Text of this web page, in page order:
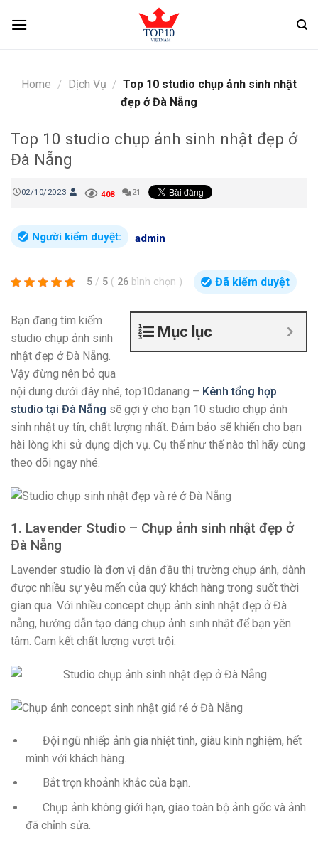
Home / Dịch Vụ / Top 10 studio chụp ảnh sinh nhật
đẹp ở Đà Nẵng
Top 10 studio chụp ảnh sinh nhật đẹp ở
Đà Nẵng
02/10/2023 408 21
Người kiểm duyệt: admin
5 / 5 ( 26 bình chọn ) Đã kiểm duyệt
Mục lục
Bạn đang tìm kiếm
studio chụp ảnh sinh
nhật đẹp ở Đà Nẵng.
Vậy đừng nên bỏ qua
nội dung dưới đây nhé, top10danang – Kênh tổng hợp
studio tại Đà Nẵng sẽ gợi ý cho bạn 10 studio chụp ảnh
sinh nhật uy tín, chất lượng nhất. Đảm bảo sẽ khiến cho bạn
hài lòng khi sử dụng dịch vụ. Cụ thể như thế nào thì hãy cùng
theo dõi ngay nhé.
1. Lavender Studio – Chụp ảnh sinh nhật đẹp ở
Đà Nẵng
Lavender studio là đơn vị dẫn đầu thị trường chụp ảnh, dành
được nhiều sự yêu mến của quý khách hàng trong suốt thời
gian qua. Với nhiều concept chụp ảnh sinh nhật đẹp ở Đà
nẵng, hướng dẫn tạo dáng chụp ảnh sinh nhật để bạn yên
tâm. Cam kết chất lượng vượt trội.
Đội ngũ nhiếp ảnh gia nhiệt tình, giàu kinh nghiệm, hết
mình với khách hàng.
Bắt trọn khoảnh khắc của bạn.
Chụp ảnh không giới hạn, giao toàn bộ ảnh gốc và ảnh
đã chỉnh sửa.